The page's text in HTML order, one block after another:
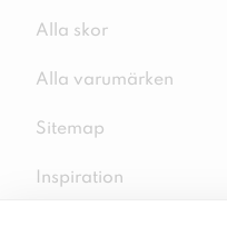
Alla skor
Alla varumärken
Sitemap
Inspiration